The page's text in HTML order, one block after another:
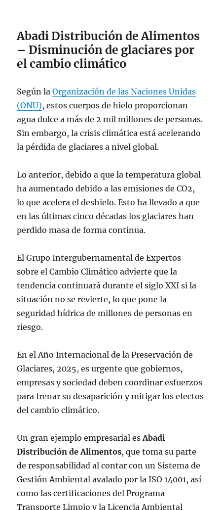
Abadi Distribución de Alimentos
– Disminución de glaciares por
el cambio climático
Según laOrganización de las Naciones Unidas
(ONU), estos cuerpos de hielo proporcionan
agua dulce a más de 2 mil millones de personas.
Sin embargo, la crisis climática está acelerando
la pérdida de glaciares a nivel global.
Lo anterior, debido a que la temperatura global
ha aumentado debido a las emisiones de CO2,
lo que acelera el deshielo. Esto ha llevado a que
en las últimas cinco décadas los glaciares han
perdido masa de forma continua.
El Grupo Intergubernamental de Expertos
sobre el Cambio Climático advierte que la
tendencia continuará durante el siglo XXI si la
situación no se revierte, lo que pone la
seguridad hídrica de millones de personas en
riesgo.
En el Año Internacional de la Preservación de
Glaciares, 2025, es urgente que gobiernos,
empresas y sociedad deben coordinar esfuerzos
para frenar su desaparición y mitigar los efectos
del cambio climático.
Un gran ejemplo empresarial esAbadi
Distribución de Alimentos, que toma su parte
de responsabilidad al contar con un Sistema de
Gestión Ambiental avalado por la ISO 14001, así
como las certificaciones del Programa
Transporte Limpio y la Licencia Ambiental